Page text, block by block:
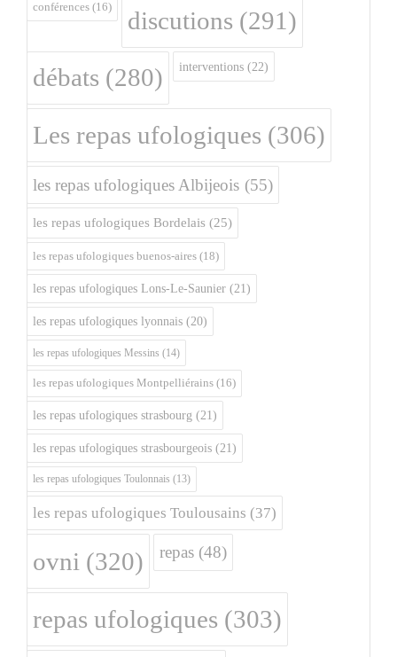
conférences (16) discutions (291)
débats (280) interventions (22)
Les repas ufologiques (306)
les repas ufologiques Albijeois (55)
les repas ufologiques Bordelais (25)
les repas ufologiques buenos-aires (18)
les repas ufologiques Lons-Le-Saunier (21)
les repas ufologiques lyonnais (20)
les repas ufologiques Messins (14)
les repas ufologiques Montpelliérains (16)
les repas ufologiques strasbourg (21)
les repas ufologiques strasbourgeois (21)
les repas ufologiques Toulonnais (13)
les repas ufologiques Toulousains (37)
ovni (320) repas (48)
repas ufologiques (303)